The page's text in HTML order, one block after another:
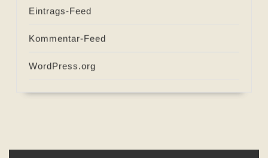
Eintrags-Feed
Kommentar-Feed
WordPress.org